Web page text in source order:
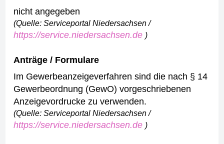
nicht angegeben
(Quelle: Serviceportal Niedersachsen /
https://service.niedersachsen.de )
Anträge / Formulare
Im Gewerbeanzeigeverfahren sind die nach § 14
Gewerbeordnung (GewO) vorgeschriebenen
Anzeigevordrucke zu verwenden.
(Quelle: Serviceportal Niedersachsen /
https://service.niedersachsen.de )